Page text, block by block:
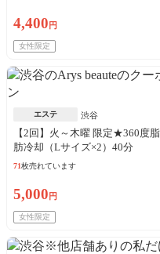
4,400 円
女性限定
エステ 渋谷
【2回】火～木曜 限定★360度脂
肪冷却（Lサイズ×2）40分
71枚売れています
5,000 円
女性限定